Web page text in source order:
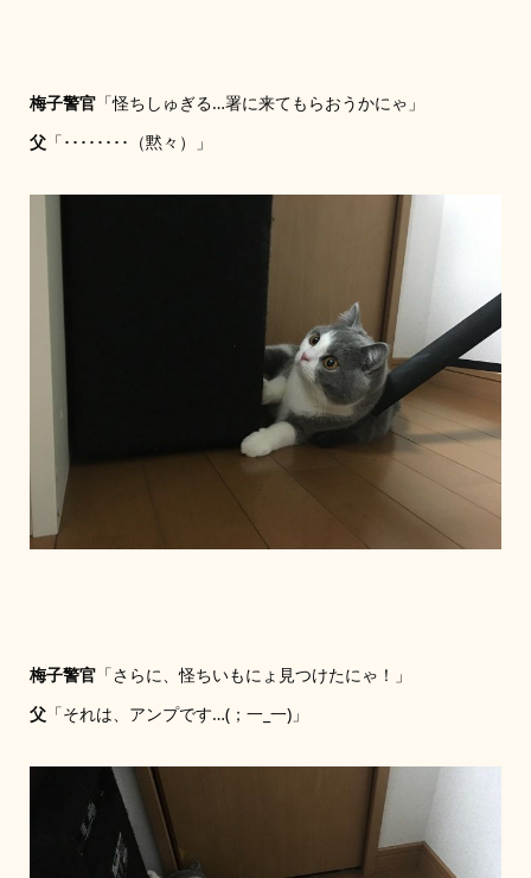
梅子警官「怪ちしゅぎる…署に来てもらおうかにゃ」
父「････････（黙々）」
梅子警官「さらに、怪ちいもにょ見つけたにゃ！」
父「それは、アンプです…(；一_一)」